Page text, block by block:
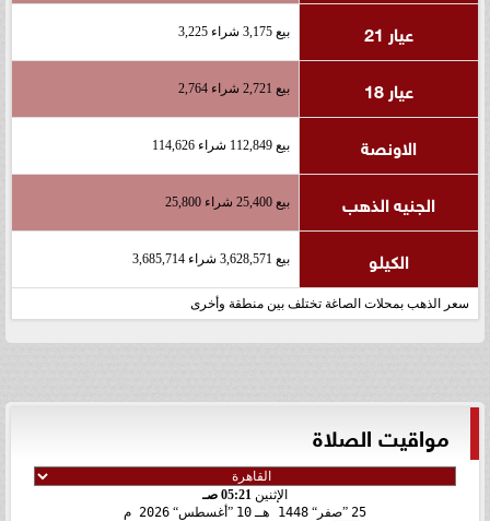
عيار 21 بيع 3,175 شراء 3,225
عيار 18 بيع 2,721 شراء 2,764
الاونصة بيع 112,849 شراء 114,626
الجنيه الذهب بيع 25,400 شراء 25,800
الكيلو بيع 3,628,571 شراء 3,685,714
سعر الذهب بمحلات الصاغة تختلف بين منطقة وأخرى
مواقيت الصلاة
الإثنين 05:21 صـ
25
صفر 1448 هـ 10 أغسطس 2026 م